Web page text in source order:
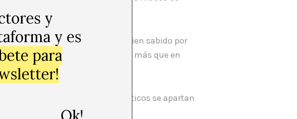
y dispuesto.
o la crítica de arte, pues es bien sabido por
en catálogos de instituciones más que en
cuando habitualmente los críticos se apartan
y
y es
para